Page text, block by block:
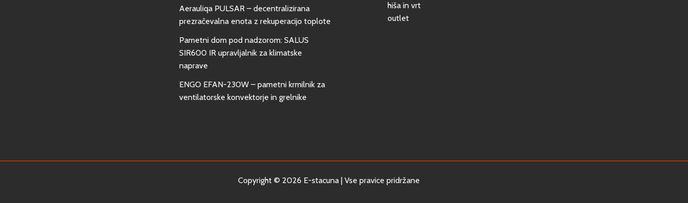
Aerauliqa PULSAR – decentralizirana
prezračevalna enota z rekuperacijo toplote
Pametni dom pod nadzorom: SALUS
SIR600 IR upravljalnik za klimatske
naprave
ENGO EFAN-230W – pametni krmilnik za
ventilatorske konvektorje in grelnike
hiša in vrt
outlet
Copyright © 2026 E-stacuna | Vse pravice pridržane